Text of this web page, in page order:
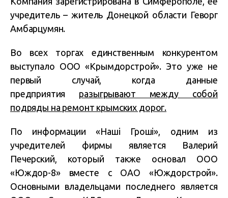
учредитель – житель Донецкой области Геворг
Амбарцумян.
Во всех торгах единственным конкурентом
выступало ООО «Крымдорстрой». Это уже не
первый случай, когда данные
предприятия разыгрывают между собой
подряды на ремонт крымских дорог.
По информации «Наші Гроші», одним из
учредителей фирмы является Валерий
Печерский, который также основал ООО
«Юждор-8» вместе с ОАО «Юждорстрой».
Основными владельцами последнего является